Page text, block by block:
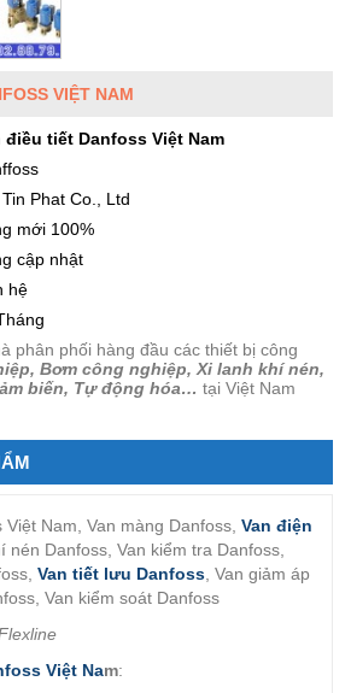
VIỆT NAM
điều tiết Danfoss Việt Nam
Phat Co., Ltd
mới 100%
cập nhật
hệ
phân phối hàng đầu các thiết bị công
Bơm công nghiệp, Xi lanh khí nén,
biến, Tự động hóa… tại Việt Nam
Nam, Van màng Danfoss, Van điện
nén Danfoss, Van kiểm tra Danfoss,
Van tiết lưu Danfoss , Van giảm áp
Van kiểm soát Danfoss
Việt Nam: